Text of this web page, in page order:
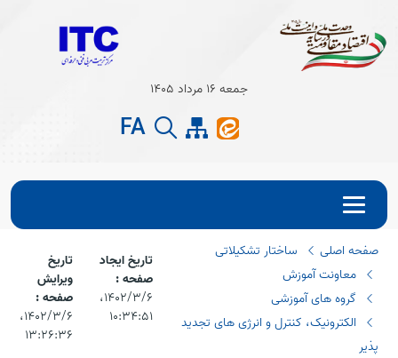
Open
جمعه 16 مرداد 1405
FA
صفحه اصلی
ساختار تشکیلاتی
معاونت آموزش
گروه های آموزشی
الکترونیک، کنترل و انرژی های تجدید
پذیر
تاریخ ایجاد
صفحه :
۱۴۰۲/۳/۶،‏
۱۰:۳۴:۵۱
تاریخ
ویرایش
صفحه :
۱۴۰۲/۳/۶،‏
۱۳:۲۶:۳۶